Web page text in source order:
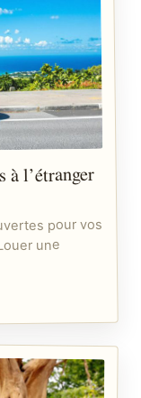
à l’étranger
pour vos
une